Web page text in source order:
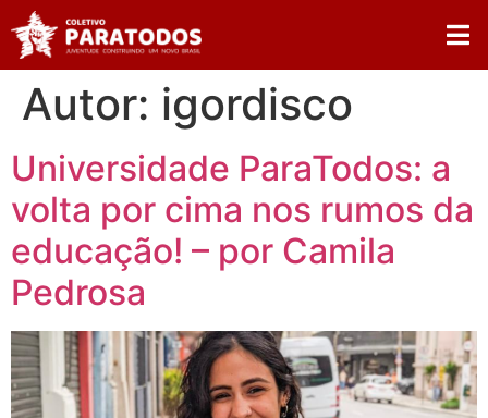
Autor: igordisco
Universidade ParaTodos: a
volta por cima nos rumos da
educação! – por Camila
Pedrosa